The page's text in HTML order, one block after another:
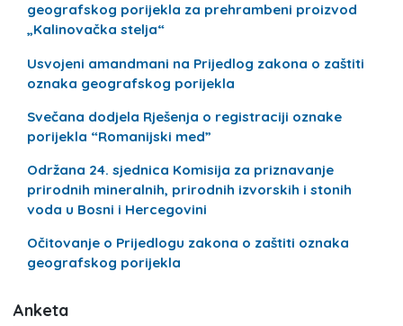
geografskog porijekla za prehrambeni proizvod
„Kalinovačka stelja“
Usvojeni amandmani na Prijedlog zakona o zaštiti
oznaka geografskog porijekla
Svečana dodjela Rješenja o registraciji oznake
porijekla “Romanijski med”
Održana 24. sjednica Komisija za priznavanje
prirodnih mineralnih, prirodnih izvorskih i stonih
voda u Bosni i Hercegovini
Očitovanje o Prijedlogu zakona o zaštiti oznaka
geografskog porijekla
Anketa